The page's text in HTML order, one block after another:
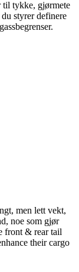
til tykke, gjørmete
styrer definere
men lett vekt,
noe som gjør
front & rear tail
their cargo